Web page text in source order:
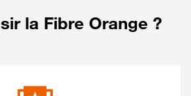
la Fibre Orange ?